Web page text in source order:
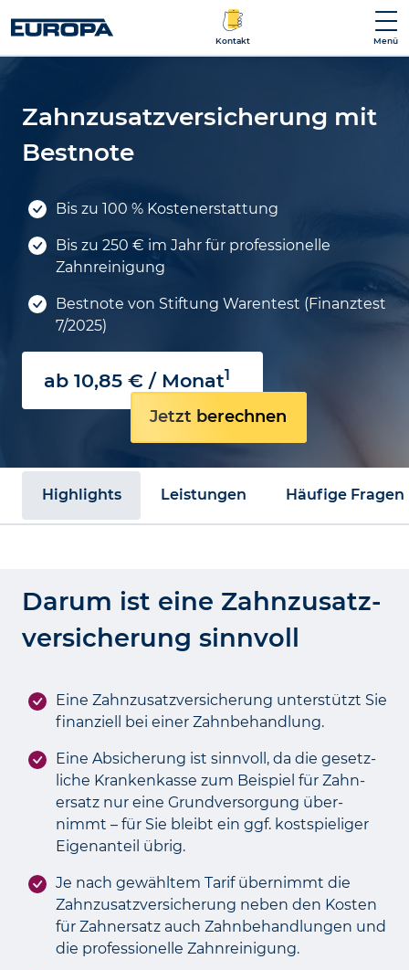
Kontakt Menü
Zahn­zusatz­versicherung mit
Bestnote
Bis zu 100 % Kostenerstattung
Bis zu 250 € im Jahr für professionelle
Zahnreinigung
Bestnote von Stiftung Warentest (Finanztest
7/2025)
ab 10,85 € / Monat1
Jetzt berechnen
Highlights Leistungen Häufige Fragen
Darum ist eine Zahnzusatz­
versicherung sinnvoll
Eine Zahn­zusatz­versicherung unterstützt Sie
finanziell bei einer Zahn­behandlung.
Eine Absicherung ist sinn­voll, da die gesetz­
liche Kranken­kasse zum Beispiel für Zahn­
ersatz nur eine Grund­versorgung über­
nimmt – für Sie bleibt ein ggf. kost­spieliger
Eigen­anteil übrig.
Je nach gewähltem Tarif übernimmt die
Zahn­zusatz­versicherung neben den Kosten
für Zahn­ersatz auch Zahn­behandlungen und
die professionelle Zahn­reinigung.